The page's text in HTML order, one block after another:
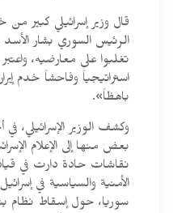
قال وزير إسرائيلي كبير
الرئيس السوري بشار الأسد
تغلبوا على معارضيه،
استراتيجياً وفاحشاً خدم
باهظاً».
وكشف الوزير الإسرائيلي،
بعض منها إلى الإعلام
نقاشات حادة دارت في
الأمنية والسياسية في
سوريا، حول إسقاط نظام